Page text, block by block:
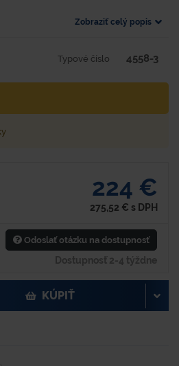
Zobraziť celý popis
Typové číslo 4558-3
224 €
275,52 € s DPH
Odoslať otázku na dostupnosť
Dostupnosť 2-4 týždne
KÚPIŤ